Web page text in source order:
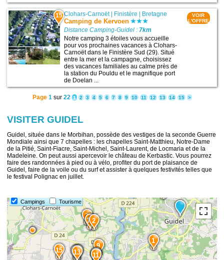
15 Clohars-Carnoët| Finistère | Bretagne
Camping de Kervoen
Distance Camping-Guidel : 7km
Notre camping 3 étoiles vous accueille
pour vos prochaines vacances à Clohars-
Carnoët dans le Finistère Sud (29). Situé
entre la mer et la campagne, choisissez
des vacances familiales au calme près de
la station du Pouldu et le magnifique port
de Doelan ...
VOIR
L'OFFRE
Page 1sur 22 1 2 3 4 5 6 7 8 9 10 11 12 13 14 15 >
VISITER GUIDEL
Guidel, située dans le Morbihan, possède des vestiges de la seconde Guerre
Mondiale ainsi que 7 chapelles : les chapelles Saint-Matthieu, Notre-Dame
de la Pitié, Saint-Fiacre, Saint-Michel, Saint-Laurent, de Locmaria et de la
Madeleine. On peut aussi apercevoir le château de Kerbastic. Vous pourrez
faire des randonnées à pied ou à vélo, profiter du port de plaisance de
Guidel, faire de la voile ou du surf et assister à quelques festivités telles que
le festival Polignac en juillet.
Campings Tourisme
15 13 11
10
9
7 6
5
3
2
1
2
1